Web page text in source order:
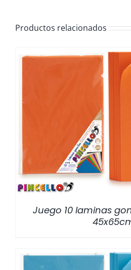
Productos relacionados
Juego 10 laminas